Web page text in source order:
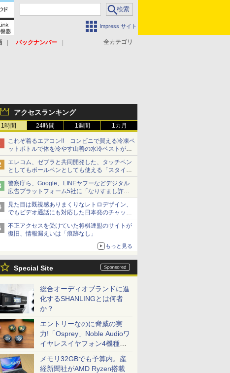
Impress サイト
全カテゴリ
バックナンバー
アクセスランキング
1時間 24時間 1週間 1カ月
これぞ着るエアコン!! コンビニで買える冷凍ペ
ットボトルで体を冷やす山善の水冷ベストがロ
ードバイクにちょうどいい【ぼっち・ざ・ろー
ど！その14】【空いた時間でなにしてる？】
エレコム、ゼブラと共同開発した、タッチペン
としてもボールペンとしても使える「スタイラ
スツーウェイ」発売 iPadにも紙にも、持ち替
えずに書き込める
警察庁ら、Google、LINEヤフーなどデジタル
広告プラットフォーム5社に「なりすまし詐欺
広告」対策強化を要請 著名人の写真や映像を
使った投資詐欺などへの対策として
見た目は既視感ありまくりなレトロデザイン、
でもビデオ通話にも対応した日本発のチャット
アプリが登場【やじうまWatch】
不正アクセスを受けていた将棋連盟のサイトが
復旧、情報漏えいは「痕跡なし」
もっと見る
Special Site
総合オーディオブランドに進
化するSHANLINGとは何者
か？
エントリーなのに脅威の実
力!「Osprey」Noble Audioワ
イヤレスイヤフォン4機種を
一気に聴く
メモリ32GBでも予算内。産
経新聞社がAMD Ryzen搭載